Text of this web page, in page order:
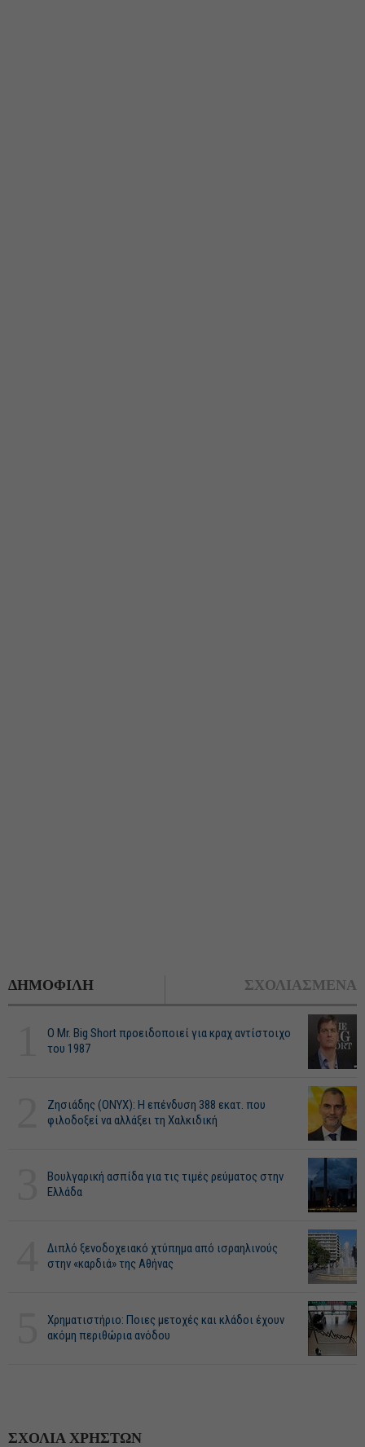
ΔΗΜΟΦΙΛΗ ΣΧΟΛΙΑΣΜΕΝΑ
O Mr. Big Short προειδοποιεί για κραχ αντίστοιχο
του 1987
Ζησιάδης (ONYX): Η επένδυση 388 εκατ. που
φιλοδοξεί να αλλάξει τη Χαλκιδική
Βουλγαρική ασπίδα για τις τιμές ρεύματος στην
Ελλάδα
Διπλό ξενοδοχειακό χτύπημα από ισραηλινούς
στην «καρδιά» της Αθήνας
Χρηματιστήριο: Ποιες μετοχές και κλάδοι έχουν
ακόμη περιθώρια ανόδου
ΣΧΟΛΙΑ ΧΡΗΣΤΩΝ